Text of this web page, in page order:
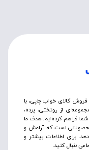
کالای خواب چاپی، با
از روتختی‌، پرده،
شما فراهم کرده‌ایم. هدف ما
محصولاتی است که آرامش و
برای اطلاعات بیشتر و
دنبال کنید.